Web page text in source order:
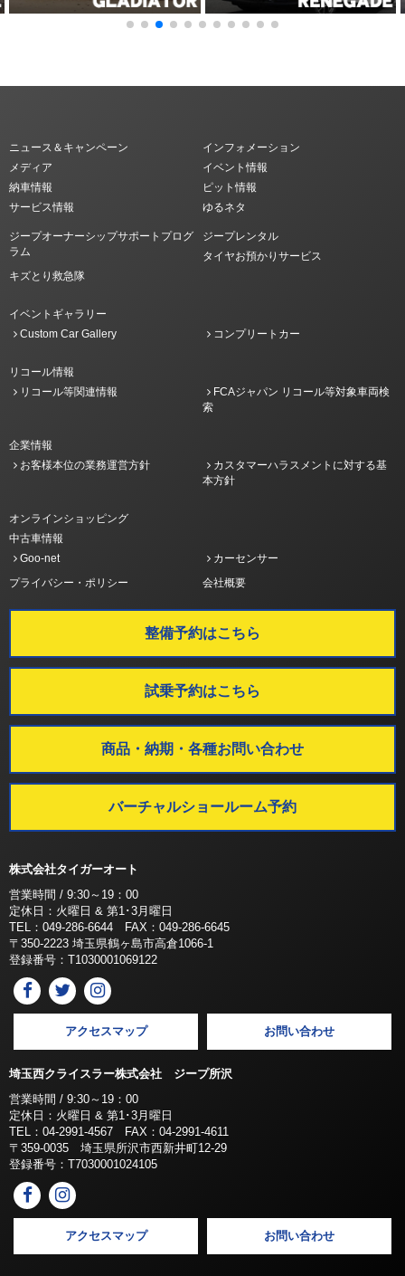
ニュース＆キャンペーン
インフォメーション
メディア
イベント情報
納車情報
ピット情報
サービス情報
ゆるネタ
ジープオーナーシップサポートプログ
ラム
ジープレンタル
タイヤお預かりサービス
キズとり救急隊
イベントギャラリー
Custom Car Gallery
コンプリートカー
リコール情報
リコール等関連情報
FCAジャパン リコール等対象車両検
索
企業情報
お客様本位の業務運営方針
カスタマーハラスメントに対する基
本方針
オンラインショッピング
中古車情報
Goo-net
カーセンサー
プライバシー・ポリシー
会社概要
整備予約はこちら
試乗予約はこちら
商品・納期・各種お問い合わせ
バーチャルショールーム予約
株式会社タイガーオート
営業時間 / 9:30～19：00
定休日：火曜日 & 第1･3月曜日
TEL：049-286-6644 FAX：049-286-6645
〒350-2223 埼玉県鶴ヶ島市高倉1066-1
登録番号：T1030001069122
アクセスマップ お問い合わせ
埼玉西クライスラー株式会社 ジープ所沢
営業時間 / 9:30～19：00
定休日：火曜日 & 第1･3月曜日
TEL：04-2991-4567 FAX：04-2991-4611
〒359-0035 埼玉県所沢市西新井町12-29
登録番号：T7030001024105
アクセスマップ お問い合わせ